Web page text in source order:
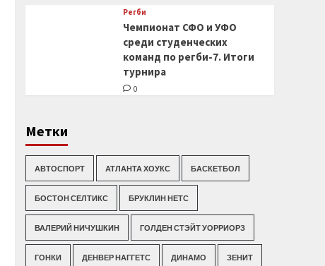
Регби
Чемпионат СФО и УФО
среди студенческих
команд по регби-7. Итоги
турнира
0
Метки
АВТОСПОРТ АТЛАНТА ХОУКС БАСКЕТБОЛ
БОСТОН СЕЛТИКС БРУКЛИН НЕТС
ВАЛЕРИЙ НИЧУШКИН ГОЛДЕН СТЭЙТ УОРРИОРЗ
ГОНКИ ДЕНВЕР НАГГЕТС ДИНАМО ЗЕНИТ